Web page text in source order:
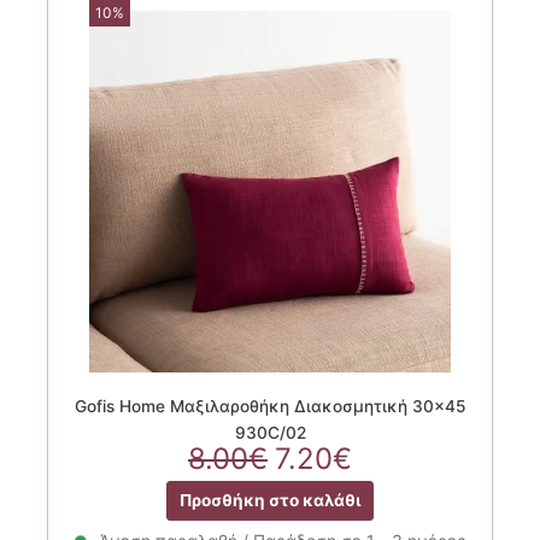
10%
Gofis Home Μαξιλαροθήκη Διακοσμητική 30×45
930C/02
8.00€ Original
price
was:
7.20€
τρέχουσα
τιμή
Προσθήκη στο καλάθι